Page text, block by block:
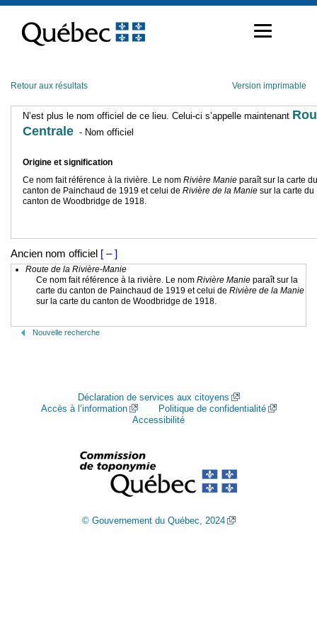
contenu
Retour aux résultats Version imprimable
N’est plus le nom officiel de ce lieu. Celui-ci s’appelle maintenant
Centrale - Nom officiel
Origine et signification
Ce nom fait référence à la rivière. Le nom Rivière Manie paraît sur la carte du
canton de Painchaud de 1919 et celui de Rivière de la Manie sur la carte du
canton de Woodbridge de 1918.
Ancien nom officiel [ – ]
Route de la Rivière-Manie
Ce nom fait référence à la rivière. Le nom Rivière Manie paraît sur la
carte du canton de Painchaud de 1919 et celui de Rivière de la Manie
sur la carte du canton de Woodbridge de 1918.
Nouvelle recherche
Déclaration de services aux citoyens
Accès à l’information
Politique de confidentialité
Accessibilité
© Gouvernement du Québec, 2024